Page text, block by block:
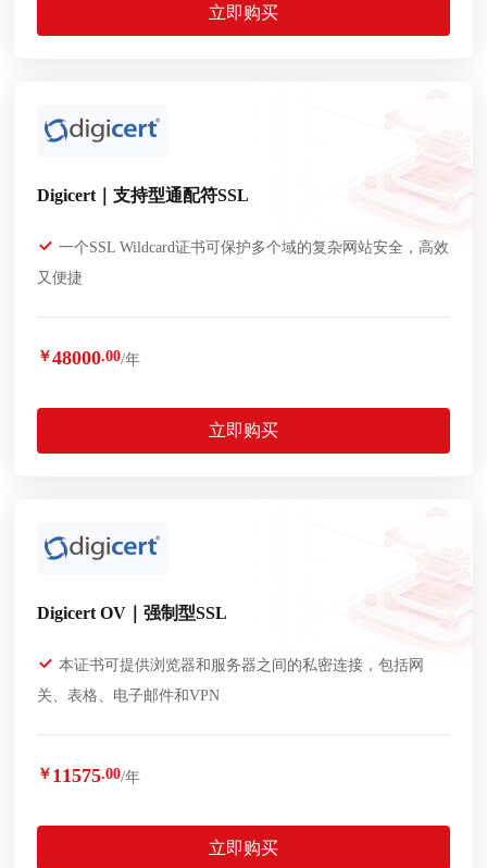
立即购买
Digicert｜支持型通配符SSL
一个SSL Wildcard证书可保护多个域的复杂网站安全，高效
又便捷
￥48000.00/年
立即购买
Digicert OV｜强制型SSL
本证书可提供浏览器和服务器之间的私密连接，包括网
关、表格、电子邮件和VPN
￥ 11575.00/年
立即购买